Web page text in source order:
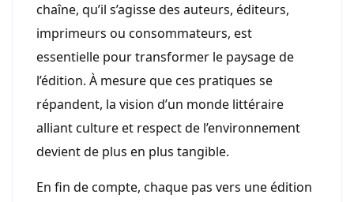
chaîne, qu’il s’agisse des auteurs, éditeurs,
imprimeurs ou consommateurs, est
essentielle pour transformer le paysage de
l’édition. À mesure que ces pratiques se
répandent, la vision d’un monde littéraire
alliant culture et respect de l’environnement
devient de plus en plus tangible.
En fin de compte, chaque pas vers une édition